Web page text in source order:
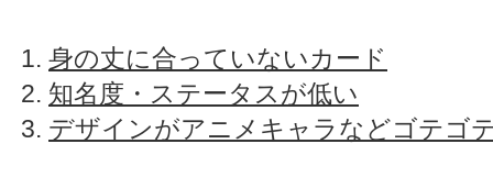
身の丈に合っていないカード
知名度・ステータスが低い
デザインがアニメキャラなどゴテゴ